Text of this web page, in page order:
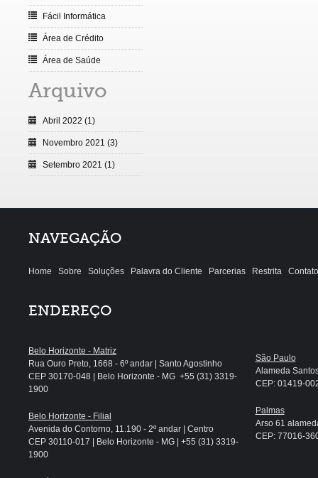
Fácil Informática
Área de Crédito
Área de Saúde
Arquivo
Abril 2022 (1)
Novembro 2021 (3)
Setembro 2021 (1)
NAVEGAÇÃO
Home Sobre Soluções Palavra do Cliente Parcerias Restrita Contato
ENDEREÇO
Belo Horizonte - Matriz
Rua Ouro Preto, 1668 - 6º andar | Santo Agostinho
CEP 30170-048 | Belo Horizonte - MG +55 (31) 3319-
1900
Belo Horizonte - Filial
Avenida do Contorno, 11.190 - 2º andar | Centro
CEP 30110-017 | Belo Horizonte - MG | +55 (31) 3319-
1900
São Paulo
Alameda
CEP: 01419-
Palmas
Arso 61
CEP: 77016-